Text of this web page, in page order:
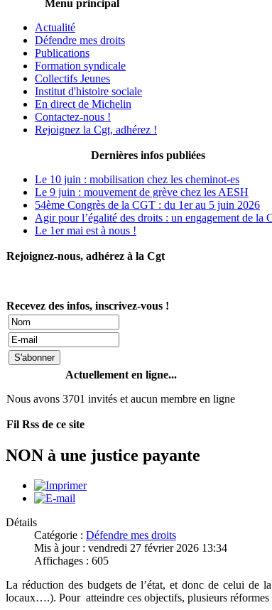
Menu principal
Actualité
Défendre mes droits
Publications
Formation syndicale
Collectifs Jeunes
Institut d'histoire sociale
En direct de Michelin
Contactez-nous !
Rejoignez la Cgt, adhérez !
Dernières infos publiées
Le 10 juin : mobilisation chez les cheminot-es
Le 9 juin : mouvement de grève chez les AESH
54ème Congrès de la CGT : du 1er au 5 juin 2026
Agir pour l’égalité des droits : un engagement de la
Le 1er mai est à nous !
Rejoignez-nous, adhérez à la Cgt
Recevez des infos, inscrivez-vous !
Actuellement en ligne...
Nous avons 3701 invités et aucun membre en ligne
Fil Rss de ce site
NON à une justice payante
Détails
Catégorie : Défendre mes droits
Mis à jour : vendredi 27 février 2026 13:34
Affichages : 605
La réduction des budgets de l’état, et donc de celui de
locaux….). Pour atteindre ces objectifs, plusieurs réformes